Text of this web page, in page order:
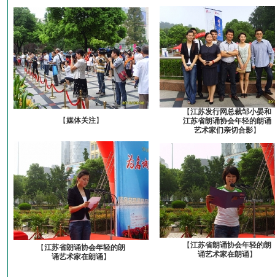
【媒体关注】
【江苏发行网总裁邹小晏和
江苏省朗诵协会年轻的朗诵
艺术家们亲切合影】
【江苏省朗诵协会年轻的朗
诵艺术家在朗诵】
【江苏省朗诵协会年轻的朗
诵艺术家在朗诵】